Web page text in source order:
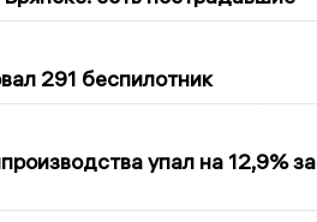
291 беспилотник
упал на 12,9% за